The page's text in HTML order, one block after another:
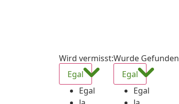
Wird vermisst:
Egal
Egal
Wurde Gefunden
Egal
Egal